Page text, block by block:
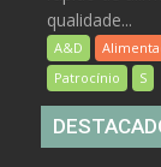
qualidade...
A&D
Patrocínio
S